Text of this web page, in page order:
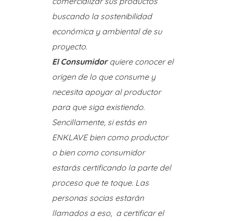
buscando la sostenibilidad
económica y ambiental de su
proyecto.
El Consumidorquiere conocer el
origen de lo que consume y
necesita apoyar al productor
para que siga existiendo.
Sencillamente, si estás en
ENKLAVE bien como productor
o bien como consumidor
estarás certificando la parte del
proceso que te toque. Las
personas socias estarán
llamados a eso, a certificar el